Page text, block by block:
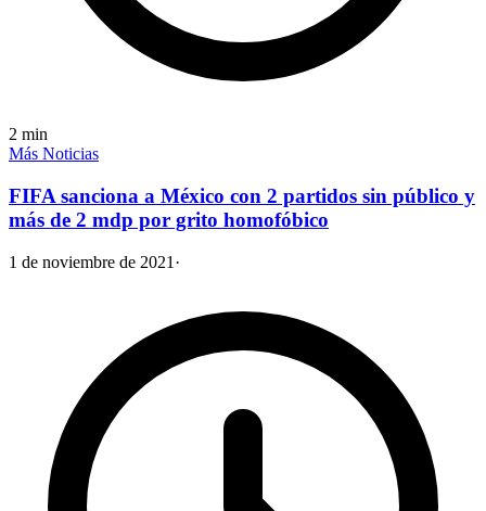
2 min
Más Noticias
FIFA sanciona a México con 2 partidos sin público y
más de 2 mdp por grito homofóbico
1 de noviembre de 2021 ·